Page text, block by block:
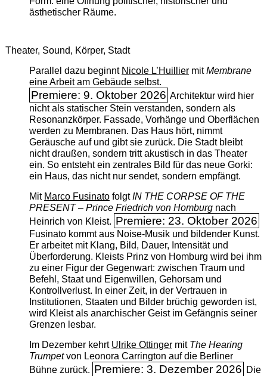
ästhetischer Räume.
Theater, Sound, Körper, Stadt
Parallel dazu beginnt Nicole L’Huilliermit ­Membrane
eine Arbeit am Gebäude selbst.
Premiere: 9. Oktober 2026 Architektur wird hier
nicht als statischer Stein verstanden, sondern als
Resonanzkörper. Fassade, Vorhänge und Oberflächen
werden zu Membranen. Das Haus hört, nimmt
Geräusche auf und gibt sie zurück. Die Stadt bleibt
nicht draußen, sondern tritt akustisch in das Theater
ein. So entsteht ein zentrales Bild für das neue Gorki:
ein Haus, das nicht nur sendet, sondern empfängt.
Mit Marco FusinatofolgtIN THE CORPSE OF THE
PRESENT – Prince Friedrich von Homburgnach
Heinrich von Kleist. Premiere: 23. Oktober 2026
Fusinato kommt aus Noise-Musik und bildender Kunst.
Er arbeitet mit Klang, Bild, Dauer, Intensität und
Überforderung. Kleists Prinz von Homburg wird bei ihm
zu einer Figur der Gegenwart: zwischen Traum und
Befehl, Staat und Eigenwillen, Gehorsam und
Kontrollverlust. In einer Zeit, in der Vertrauen in
Institutionen, Staaten und Bilder brüchig geworden ist,
wird Kleist als anarchischer Geist im Gefängnis seiner
Grenzen lesbar.
Im Dezember kehrt Ulrike Ottingermit The ­Hearing
Trumpetvon Leonora Carrington auf die Berliner
Bühne zurück. Premiere: 3. Dezember 2026 Die